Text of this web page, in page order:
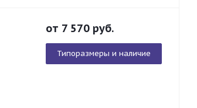
от 7 570 руб.
Типоразмеры и наличие